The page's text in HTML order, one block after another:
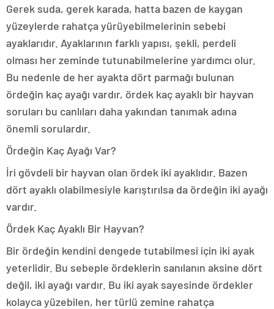
Gerek suda, gerek karada, hatta bazen de kaygan
yüzeylerde rahatça yürüyebilmelerinin sebebi
ayaklarıdır. Ayaklarının farklı yapısı, şekli, perdeli
olması her zeminde tutunabilmelerine yardımcı olur.
Bu nedenle de her ayakta dört parmağı bulunan
ördeğin kaç ayağı vardır, ördek kaç ayaklı bir hayvan
soruları bu canlıları daha yakından tanımak adına
önemli sorulardır.
Ördeğin Kaç Ayağı Var?
İri gövdeli bir hayvan olan ördek iki ayaklıdır. Bazen
dört ayaklı olabilmesiyle karıştırılsa da ördeğin iki ayağı
vardır.
Ördek Kaç Ayaklı Bir Hayvan?
Bir ördeğin kendini dengede tutabilmesi için iki ayak
yeterlidir. Bu sebeple ördeklerin sanılanın aksine dört
değil, iki ayağı vardır. Bu iki ayak sayesinde ördekler
kolayca yüzebilen, her türlü zemine rahatça